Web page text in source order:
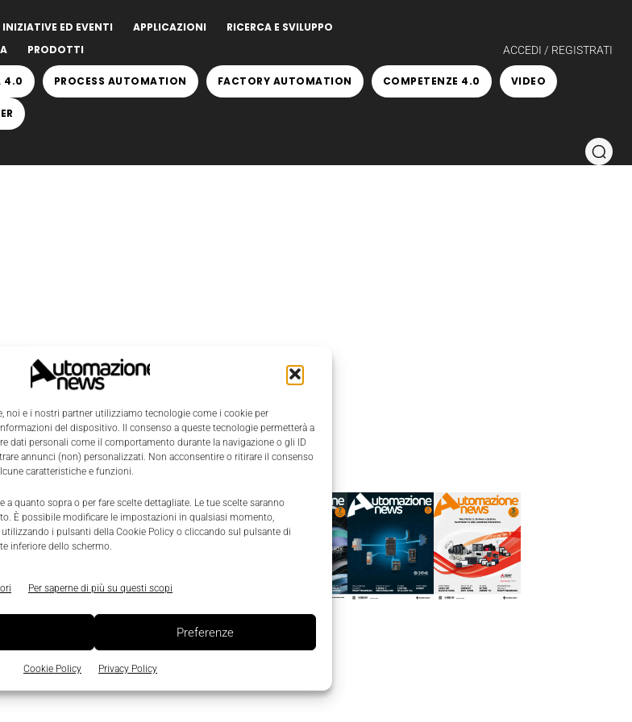
noi e i nostri partner utilizziamo tecnologie come i cookie per
del dispositivo. Il consenso a queste tecnologie permetterà a
dati personali come il comportamento durante la navigazione o gli ID
annunci (non) personalizzati. Non acconsentire o ritirare il consenso
caratteristiche e funzioni.
a quanto sopra o per fare scelte dettagliate. Le tue scelte saranno
È possibile modificare le impostazioni in qualsiasi momento,
i pulsanti della Cookie Policy o cliccando sul pulsante di
inferiore dello schermo.
Per saperne di più su questi scopi
Preferenze
Cookie Policy Privacy Policy
INIZIATIVE ED EVENTI APPLICAZIONI
RICERCA E SVILUPPO
PRODOTTI ACCEDI / REGISTRATI
4.0 PROCESS AUTOMATION FACTORY AUTOMATION COMPETENZE 4.0 VIDEO
Edicola